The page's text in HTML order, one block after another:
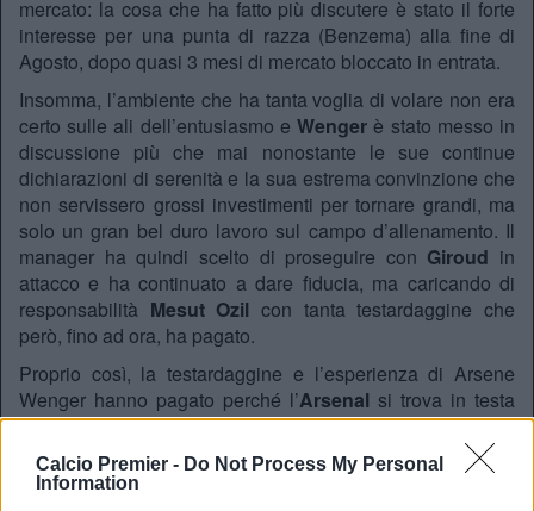
Calcio Premier - Do Not Process My Personal
Information
mercato: la cosa che ha fatto più discutere è stato il forte
interesse per una punta di razza (Benzema) alla fine di
Agosto, dopo quasi 3 mesi di mercato bloccato in entrata.
Insomma, l’ambiente che ha tanta voglia di volare non era
certo sulle ali dell’entusiasmo e Wenger è stato messo in
discussione più che mai nonostante le sue continue
dichiarazioni di serenità e la sua estrema convinzione che
non servissero grossi investimenti per tornare grandi, ma
solo un gran bel duro lavoro sul campo d’allenamento. Il
manager ha quindi scelto di proseguire con Giroud in
attacco e ha continuato a dare fiducia, ma caricando di
responsabilità Mesut Ozil con tanta testardaggine che
però, fino ad ora, ha pagato.
Proprio così, la testardaggine e l’esperienza di Arsene
Wenger hanno pagato perché l’Arsenal si trova in testa
alla classifica insieme agli sceicchi delManchester City
con 26 punti
, frutto di 8 vittorie 2 pareggi e 2 sconfitte, un
primo posto meritato per il gioco espresso e per la coralità